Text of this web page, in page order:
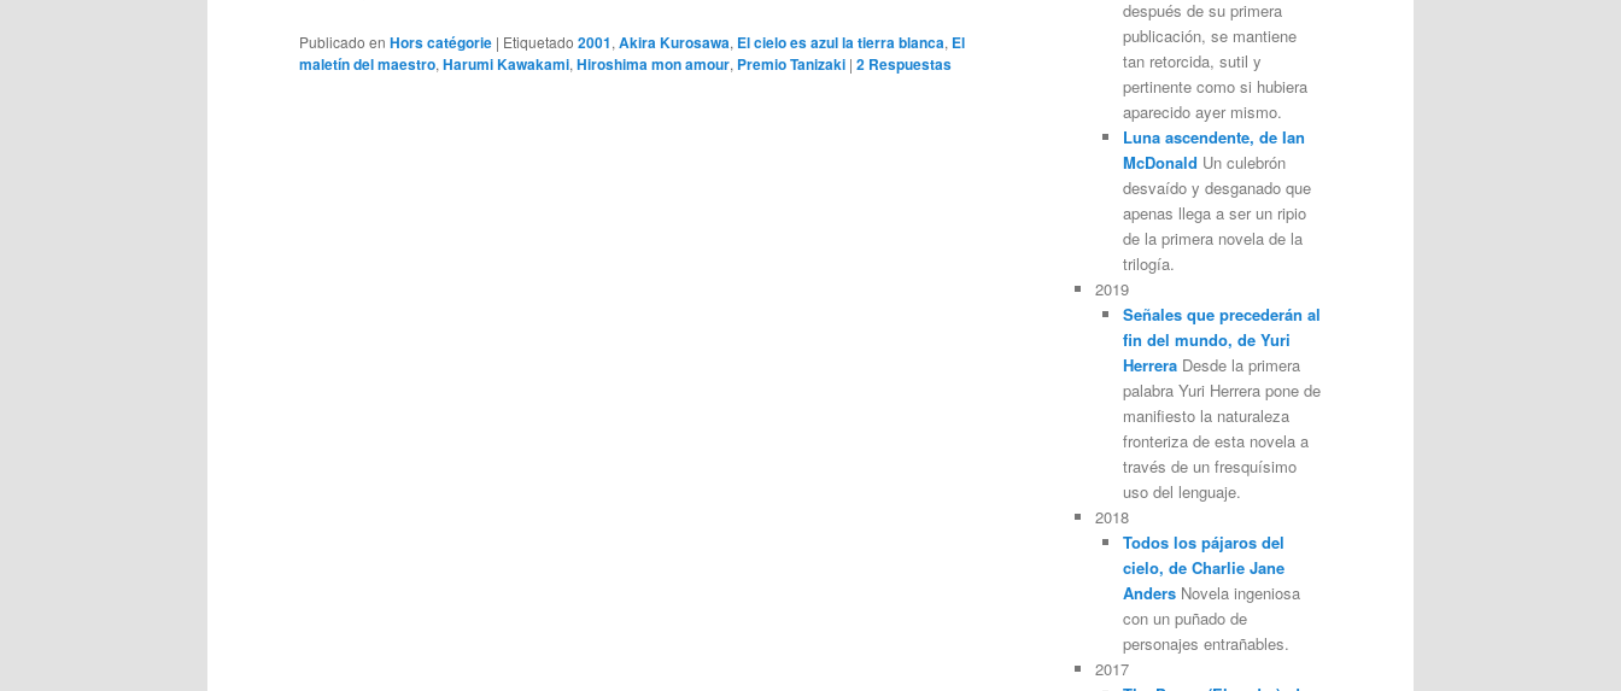
Publicado en Hors catégorie | Etiquetado 2001, Akira Kurosawa, El cielo es azul la tierra blanca, El
maletín del maestro, Harumi Kawakami, Hiroshima mon amour, Premio Tanizaki | 2 Respuestas
después de su primera
publicación, se mantiene
tan retorcida, sutil y
pertinente como si hubiera
aparecido ayer mismo.
Luna ascendente, de Ian
McDonald Un culebrón
desvaído y desganado que
apenas llega a ser un ripio
de la primera novela de la
trilogía.
2019
Señales que precederán al
fin del mundo, de Yuri
HerreraDesde la primera
palabra Yuri Herrera pone de
manifiesto la naturaleza
fronteriza de esta novela a
través de un fresquísimo
uso del lenguaje.
2018
Todos los pájaros del
cielo, de Charlie Jane
AndersNovela ingeniosa
con un puñado de
personajes entrañables.
2017